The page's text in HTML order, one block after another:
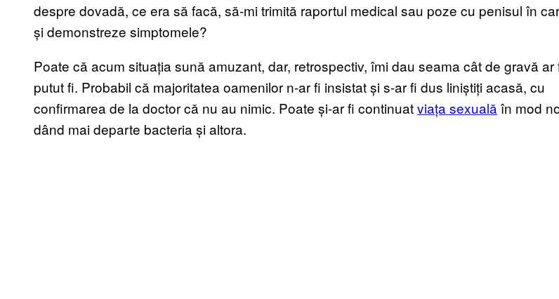
despre dovadă, ce era să facă, să-mi trimită raportul medical sau poze cu penisul în
și demonstreze simptomele?
Poate că acum situația sună amuzant, dar, retrospectiv, îmi dau seama cât de gravă ar
putut fi. Probabil că majoritatea oamenilor n-ar fi insistat și s-ar fi dus liniștiți acasă, cu
confirmarea de la doctor că nu au nimic. Poate și-ar fi continuatviața sexualăîn mod
dând mai departe bacteria și altora.